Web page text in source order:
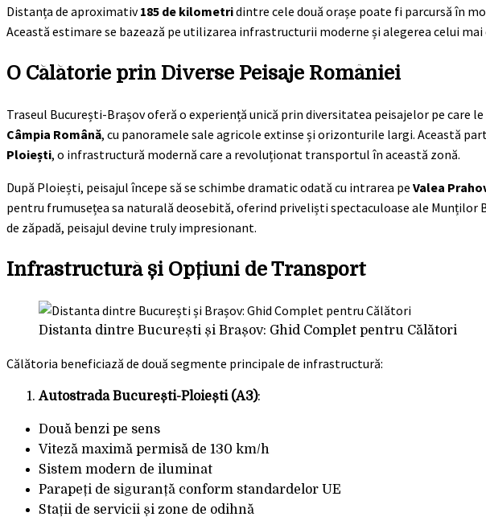
Distanța de aproximativ185 de kilometridintre cele două orașe poate fi parcursă în
Această estimare se bazează pe utilizarea infrastructurii moderne și alegerea celui
O Călătorie prin Diverse Peisaje României
Traseul București-Brașov oferă o experiență unică prin diversitatea peisajelor pe
Câmpia Română, cu panoramele sale agricole extinse și orizonturile largi. Această
Ploiești, o infrastructură modernă care a revoluționat transportul în această zonă.
După Ploiești, peisajul începe să se schimbe dramatic odată cu intrarea pe Valea
pentru frumusețea sa naturală deosebită, oferind priveliști spectaculoase ale Munților
de zăpadă, peisajul devine truly impresionant.
Infrastructură și Opțiuni de Transport
Distanta dintre București și Brașov: Ghid Complet pentru Călători
Călătoria beneficiază de două segmente principale de infrastructură:
Autostrada București-Ploiești (A3):
Două benzi pe sens
Viteză maximă permisă de 130 km/h
Sistem modern de iluminat
Parapeți de siguranță conform standardelor UE
Stații de servicii și zone de odihnă